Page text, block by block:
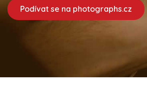
Podívat se na photographs.cz